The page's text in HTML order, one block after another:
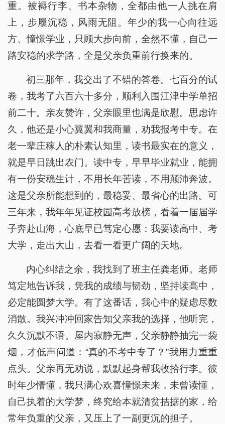
重。被褥行李、书本杂物，全都由他一人挑在肩
上，步履沉稳，风雨无阻。年少的我一心向往远
方、憧憬学业，只顾大步向前，全然不懂，自己一
路安稳的求学路，全是父亲负重前行换来的。
初三那年，我交出了不错的答卷。七百分的试
卷，我考了六百六十多分，顺利入围江津中学单招
前二十。亲友赞许，父亲眼里也满是欣慰。思虑许
久，他还是小心翼翼和我商量，劝我报考中专。在
老一辈庄稼人的朴素认知里，读书最实在的意义，
就是早日跳出农门。读中专，早早毕业就业，能拥
有一份安稳生计，不用长年苦读，不用颠沛奔波。
这是父亲所能想到的，最稳妥、最省心的出路。可
三年来，我年年见证校园高考放榜，看着一届届学
子奔赴山海，心底早已笃定心愿：我要读高中、考
大学，走出大山，去看一看更广阔的天地。
内心纠结之余，我找到了班主任龚老师。老师
笃定地告诉我，凭我的成绩与韧劲，坚持读高中，
必定能圆梦大学。有了这番话，我心中的疑虑尽数
消散。我兴冲冲回家告知父亲我的选择，他听完，
久久沉默不语。屋内寂静无声，父亲静静抽完一袋
烟，才低声问道：“真的不考中专了？”我用力重重
点头。父亲再无劝说，默默起身帮我收拾行李。彼
时年少懵懂，我只满心欢喜憧憬未来，未曾读懂，
自己执着的大学梦，终究给本就清贫拮据的家，给
常年负重的父亲，又压上了一副更沉的担子。